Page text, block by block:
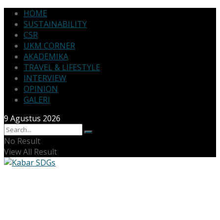
HOME
SUSTAINABILITY
CSR
UKM CORNER
AKADEMIKA
TRAVEL & LIFESTYLE
INTERVIEW
OPINION
GALERI
9 Agustus 2026
No Result
View All Result